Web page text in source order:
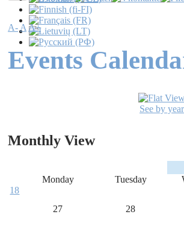
A- A A+
Events
See by year
Monthly View
Monday
Tuesday
18
27
28